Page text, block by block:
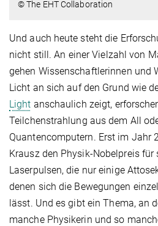
© The EHT Collaboration
Und auch heute steht die
nicht still. An einer Vielzahl von
gehen Wissenschaftlerinnen und
Licht an sich auf den Grund wie
Light anschaulich zeigt,
Teilchenstrahlung aus dem All
Quantencomputern. Erst im Jahr
Krausz den Physik-Nobelpreis für
Laserpulsen, die nur einige
denen sich die Bewegungen
lässt. Und es gibt ein Thema, an
manche Physikerin und so